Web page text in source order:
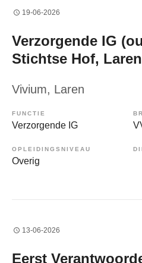
19-06-2026
Verzorgende IG
Stichtse Hof, Laren
Vivium, Laren
FUNCTIE
Verzorgende IG
OPLEIDINGSNIVEAU
Overig
13-06-2026
Eerst